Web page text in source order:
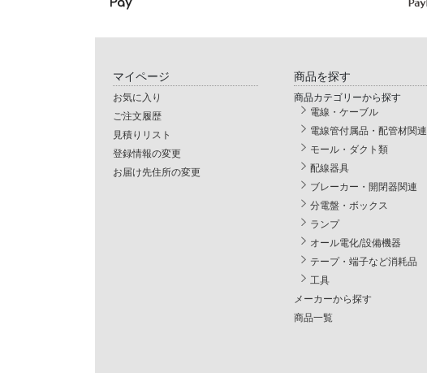
マイページ
お気に入り
ご注文履歴
見積りリスト
登録情報の変更
お届け先住所の変更
商品を探す
商品カテゴリーから探す
電線・ケーブル
電線管付属品・配管材関連
モール・ダクト類
配線器具
ブレーカー・開閉器関連
分電盤・ボックス
ランプ
オール電化/設備機器
テープ・端子など消耗品
工具
メーカーから探す
商品一覧